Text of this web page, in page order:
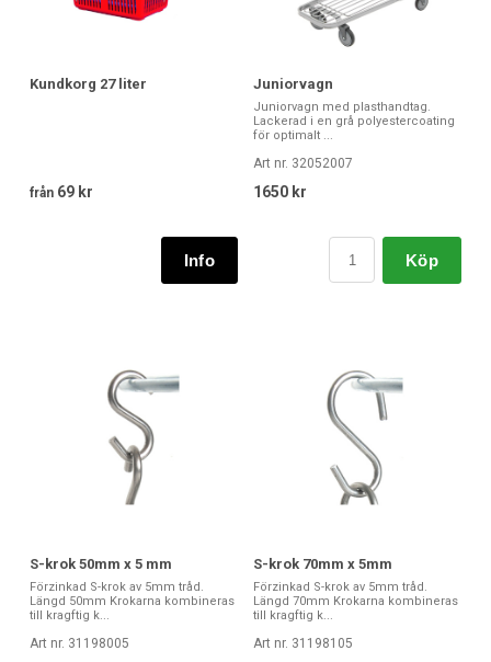
Kundkorg 27 liter
från 69 kr
Juniorvagn
Juniorvagn med plasthandtag.
Lackerad i en grå polyestercoating
för optimalt ...
Art nr. 32052007
1650 kr
Köp
S-krok 50mm x 5 mm
Förzinkad S-krok av 5mm tråd.
Längd 50mm Krokarna kombineras
till kragftig k...
Art nr. 31198005
S-krok 70mm x 5mm
Förzinkad S-krok av 5mm tråd.
Längd 70mm Krokarna kombineras
till kragftig k...
Art nr. 31198105